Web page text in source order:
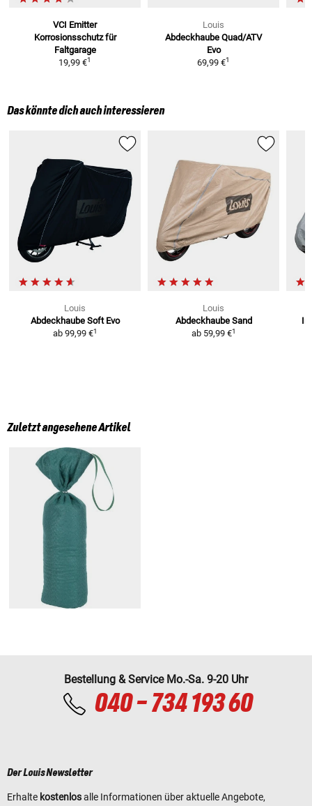
VCI Emitter
Korrosionsschutz für
Faltgarage
19,99 €1
Louis
Abdeckhaube Quad/ATV
Evo
69,99 €1
Das könnte dich auch interessieren
Louis
Abdeckhaube Soft Evo
ab 99,99 €1
Louis
Abdeckhaube Sand
ab 59,99 €1
Zuletzt angesehene Artikel
Bestellung & Service Mo.-Sa. 9-20 Uhr
040 - 734 193 60
Der Louis Newsletter
Erhalte kostenlosalle Informationen über aktuelle Angebote,